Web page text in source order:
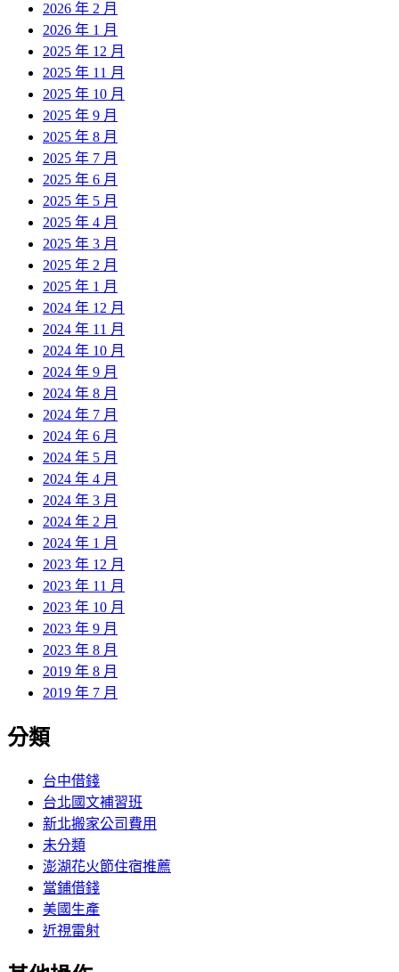
2026 年 2 月
2026 年 1 月
2025 年 12 月
2025 年 11 月
2025 年 10 月
2025 年 9 月
2025 年 8 月
2025 年 7 月
2025 年 6 月
2025 年 5 月
2025 年 4 月
2025 年 3 月
2025 年 2 月
2025 年 1 月
2024 年 12 月
2024 年 11 月
2024 年 10 月
2024 年 9 月
2024 年 8 月
2024 年 7 月
2024 年 6 月
2024 年 5 月
2024 年 4 月
2024 年 3 月
2024 年 2 月
2024 年 1 月
2023 年 12 月
2023 年 11 月
2023 年 10 月
2023 年 9 月
2023 年 8 月
2019 年 8 月
2019 年 7 月
分類
台中借錢
台北國文補習班
新北搬家公司費用
未分類
澎湖花火節住宿推薦
當鋪借錢
美國生產
近視雷射